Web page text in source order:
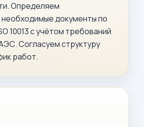
Определяем
документы по
10013 с учётом требований
Согласуем структуру
работ.